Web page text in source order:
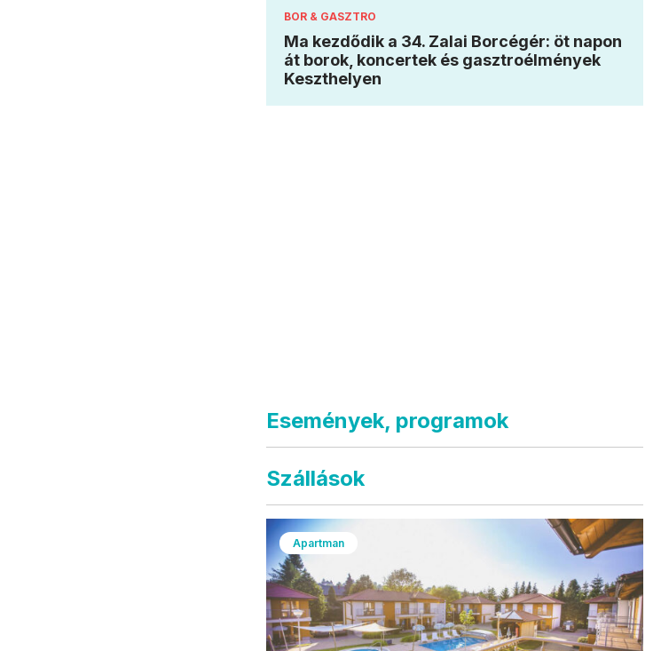
BOR & GASZTRO
Ma kezdődik a 34. Zalai Borcégér: öt napon
át borok, koncertek és gasztroélmények
Keszthelyen
Események, programok
Szállások
Apartman